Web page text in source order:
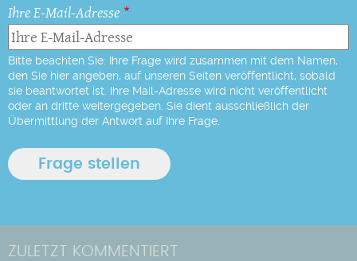
Ihre E-Mail-Adresse
Bitte beachten Sie: Ihre Frage wird zusammen mit dem Namen,
den Sie hier angeben, auf unseren Seiten veröffentlicht, sobald
sie beantwortet ist. Ihre Mail-Adresse wird nicht veröffentlicht
oder an dritte weitergegeben. Sie dient ausschließlich der
Übermittlung der Antwort auf Ihre Frage.
ZULETZT KOMMENTIERT